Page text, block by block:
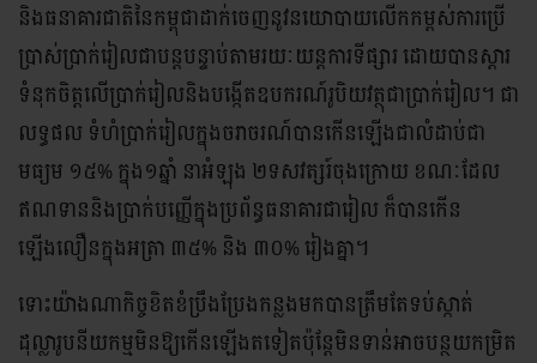
និងធនាគារជាតិនៃកម្ពុជាដាក់ចេញនូវនយោបាយលើកកម្ពស់ការប្រើ
ប្រាស់ប្រាក់រៀលជាបន្តបន្ទាប់តាមរយៈយន្តការទីផ្សារ ដោយបានស្តារ
ទំនុកចិត្តលើប្រាក់រៀលនិងបង្កើតឧបករណ៍រូបិយវត្ថុជាប្រាក់រៀល។ ជា
លទ្ធផល ទំហំប្រាក់រៀលក្នុងចរាចរណ៍បានកើនឡើងជាលំដាប់ជា
មធ្យម ១៥% ក្នុង១ឆ្នាំ នាអំឡុង ២ទសវត្សរ៍ចុងក្រោយ ខណៈដែល
ឥណទាននិងប្រាក់បញ្ញើក្នុងប្រព័ន្ធធនាគារជារៀល ក៏បានកើន
ឡើងលឿនក្នុងអត្រា ៣៥% និង ៣០% រៀងគ្នា។
ទោះយ៉ាងណាកិច្ចខិតខំប្រឹងប្រែងកន្លងមកបានត្រឹមតែទប់ស្កាត់
ដុល្លារូបនីយកម្មមិនឱ្យកើនឡើងតទៀតប៉ុន្តែមិនទាន់អាចបន្ថយកម្រិត